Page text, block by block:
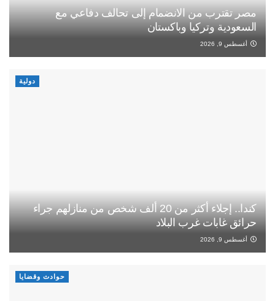
مصر تقترب من الانضمام إلى تحالف دفاعي مع
السعودية وتركيا وباكستان
أغسطس 9, 2026
دولية
كندا.. إجلاء أكثر من 20 ألف شخص من منازلهم جراء
حرائق غابات غرب البلاد
أغسطس 9, 2026
حوادث وقضايا